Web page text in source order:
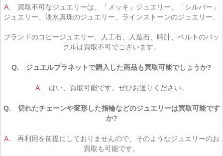
A.
買取不可なジュエリーは、「メッキ」ジュエリー、「シルバー」
ジュエリー、淡水真珠のジュエリー、ラインストーンのジュエリー、
ブランドのコピージュエリー、人工石、人造石、時計、ベルトのバッ
クルは買取不可でございます。
Q. ジュエルプラネットで購入した商品も買取可能でしょうか?
A. はい、買取可能です。ぜひお送りください。
Q. 切れたチェーンや変形した指輪などのジュエリーは買取可能です
か?
A.
再利用を前提にしておりませんので、そのようなジュエリーのお
買取も可能です。